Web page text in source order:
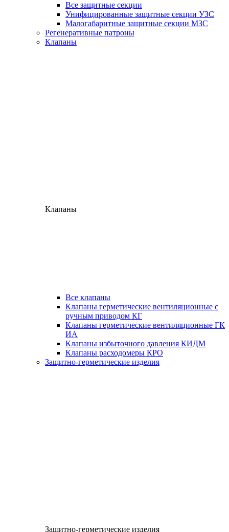
Все защитные секции
Унифицированные защитные секции УЗС
Малогабаритные защитные секции МЗС
Регенеративные патроны
Клапаны
Клапаны
Все клапаны
Клапаны герметические вентиляционные с
ручным приводом КГ
Клапаны герметические вентиляционные ГК
ИА
Клапаны избыточного давления КИДМ
Клапаны расходомеры КРО
Защитно-герметические изделия
Защитно-герметические изделия